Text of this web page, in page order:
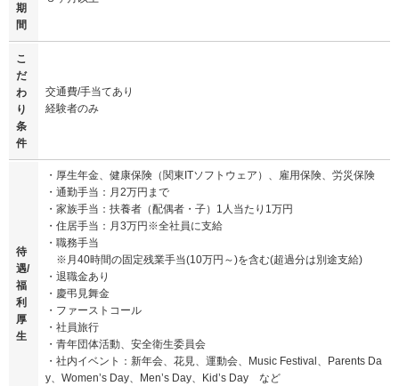
期
間
こ
だ
わ
り
条
件
交通費/手当てあり
経験者のみ
待
遇/
福
利
厚
生
・厚生年金、健康保険（関東ITソフトウェア）、雇用保険、労災保険
・通勤手当：月2万円まで
・家族手当：扶養者（配偶者・子）1人当たり1万円
・住居手当：月3万円※全社員に支給
・職務手当
※月40時間の固定残業手当(10万円～)を含む(超過分は別途支給)
・退職金あり
・慶弔見舞金
・ファーストコール
・社員旅行
・青年団体活動、安全衛生委員会
・社内イベント：新年会、花見、運動会、Music Festival、Parents Da
y、Women’s Day、Men’s Day、Kid’s Day など